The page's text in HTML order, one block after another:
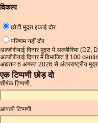
विकल्प
छोटी मुद्रा इकाई दौर.
परिणाम नहीं दौर.
अल्जीरीयाई दिनार मुद्रा में अल्जीरिया
अल्जीरीयाई दिनार में विभाजित है 100
अद्यतन 6 अगस्त 2026 से अंतरराष्ट्रीय
एक टिप्पणी छोड़ दो
शीर्षक टिप्पणी:
आपकी टिप्पणी: